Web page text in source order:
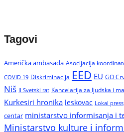
Tagovi
Američka ambasada Asocijacija
COVID 19 Diskriminacija EED EU GO
Niš II Svetski rat Kancelarija za ljudska i
Kurkesiri hronika leskovac Lokal press
centar ministarstvo informisanja i
Ministarstvo kulture i